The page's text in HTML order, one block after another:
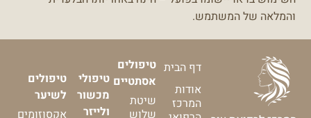
והמלאה של המשתמש.
דף הבית
אודות
המרכז
טיפולים
אסתטיים
שיטת
שלוש
טיפולי
מכשור
ולייזר
טיפולים
לשיער